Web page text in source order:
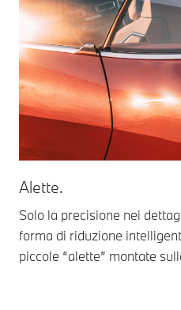
Alette.
Solo la precisione nei
forma di riduzione
piccole “alette” montate